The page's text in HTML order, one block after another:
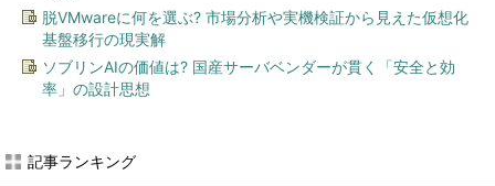
脱VMwareに何を選ぶ? 市場分析や実機検証から見えた仮想化
基盤移行の現実解
ソブリンAIの価値は? 国産サーバベンダーが貫く「安全と効
率」の設計思想
記事ランキング